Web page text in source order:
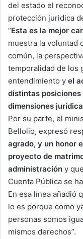
del estado el
protección juridica
“Esta es la mejor
muestra la voluntad
común, la
temporalidad de los
entendimiento y el
distintas
dimensiones
Por su parte, el
Bellolio, expresó
agrado, y un honor
proyecto de
administración y
Cuenta Pública se
En esa línea añadió
lo es porque como
personas somos
mismos derechos”.